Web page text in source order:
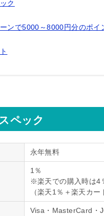
ク
ンで5000～8000円分のポイ
ペック
永年無料
1％
※楽天での購入時は4
（楽天1％＋楽天カー
Visa・MasterCard・